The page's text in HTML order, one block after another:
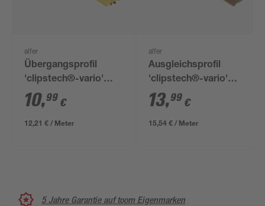
alfer
Übergangsprofil
'clipstech®-vario'
Aluminium
messingfarben 900 x
33 mm
10,99 €
12,21 € / Meter
alfer
Ausgleichsprofil
'clipstech®-vario'
Aluminium
bronzefarben 900 x 40
mm
13,99 €
15,54 € / Meter
5 Jahre Garantie auf toom Eigenmarken